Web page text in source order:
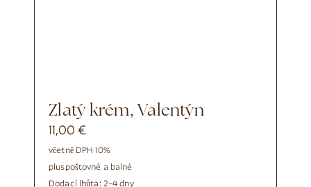
Zlatý krém, Valentýn
11,00€
včetně DPH 10%
pluspoštovné a balné
Dodací lhůta: 2–4 dny